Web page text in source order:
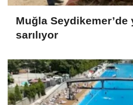
Muğla Seydikemer’de
sarılıyor